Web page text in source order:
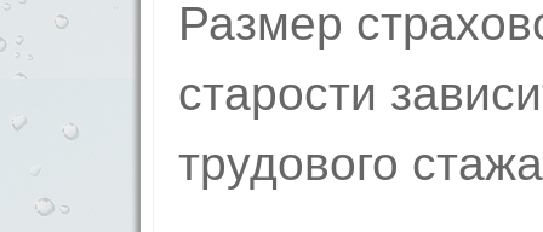
Размер
старости
трудового